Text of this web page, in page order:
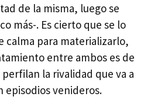
de la misma, luego se
más-. Es cierto que se lo
calma para materializarlo,
entre ambos es de
la rivalidad que va a
episodios venideros.